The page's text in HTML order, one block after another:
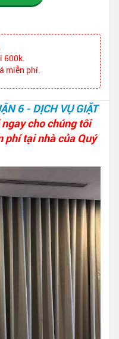
600k.
miễn phí.
6 - DỊCH VỤ GIẶT
cho chúng tôi
phí tại nhà của Quý